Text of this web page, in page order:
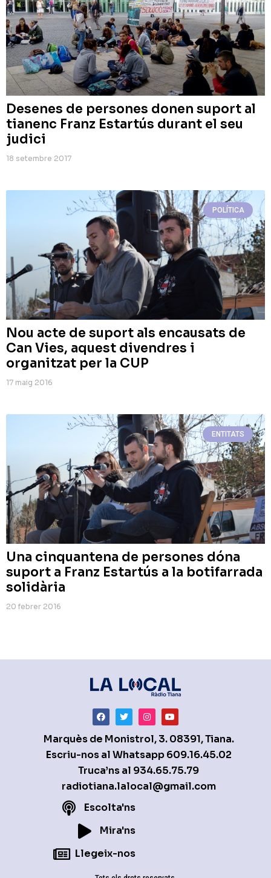
Desenes de persones donen suport al
tianenc Franz Estartús durant el seu
judici
18 setembre 2017
POLÍTICA
Nou acte de suport als encausats de
Can Vies, aquest divendres i
organitzat per la CUP
17 maig 2016
ENTITATS
Una cinquantena de persones dóna
suport a Franz Estartús a la botifarrada
solidària
20 febrer 2016
Marquès de Monistrol, 3. 08391, Tiana.
Escriu-nos al Whatsapp609.16.45.02
Truca’ns al 934.65.75.79
radiotiana.lalocal@gmail.com
Escolta'ns
Mira'ns
Llegeix-nos